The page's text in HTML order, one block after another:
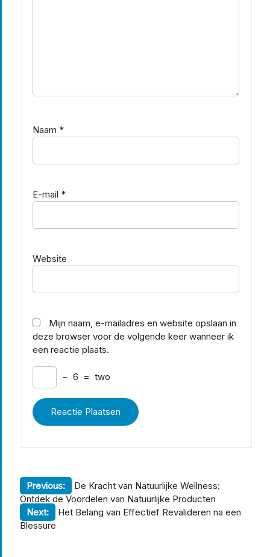
Naam *
E-mail *
Website
Mijn naam, e-mailadres en website opslaan in
deze browser voor de volgende keer wanneer ik
een reactie plaats.
− 6 = two
Berichtnavigatie
Previous:
De Kracht van Natuurlijke Wellness:
Ontdek de Voordelen van Natuurlijke Producten
Next:
Het Belang van Effectief Revalideren na een
Blessure